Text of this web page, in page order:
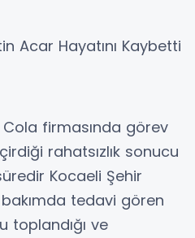
Acar Hayatını Kaybetti
Cola firmasında görev
rahatsızlık sonucu
Kocaeli Şehir
tedavi gören
toplandığı ve